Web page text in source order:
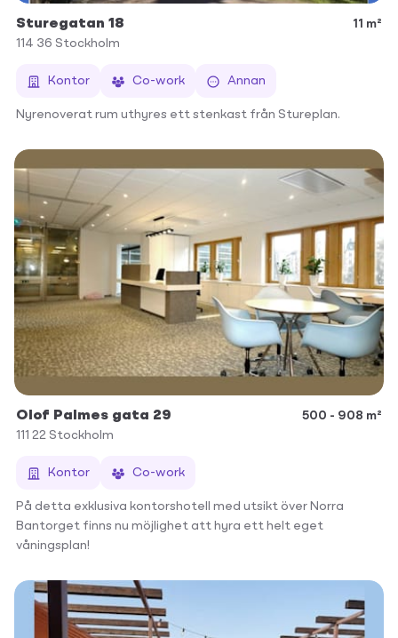
Sturegatan 18
11 m²
114 36 Stockholm
Kontor Co-work Annan
Nyrenoverat rum uthyres ett stenkast från Stureplan.
Olof Palmes gata 29
500 - 908 m²
111 22 Stockholm
Kontor Co-work
På detta exklusiva kontorshotell med utsikt över Norra
Bantorget finns nu möjlighet att hyra ett helt eget
våningsplan!